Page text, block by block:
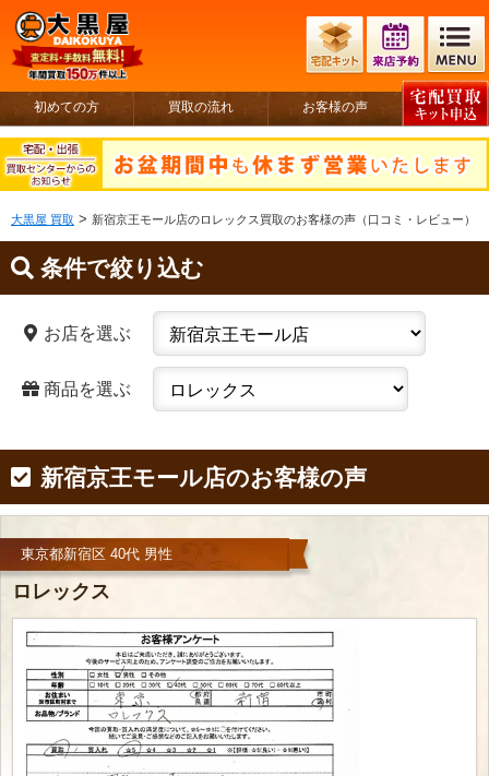
初めての方 買取の流れ お客様の声
大黒屋 買取 > 新宿京王モール店のロレックス買取のお客様の声（口コミ・レビュー）
条件で絞り込む
お店を選ぶ
商品を選ぶ
新宿京王モール店のお客様の声
東京都新宿区 40代 男性
ロレックス